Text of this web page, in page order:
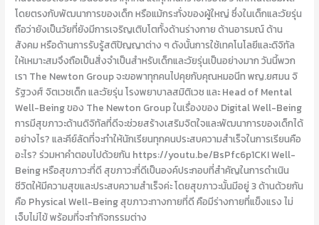
โดยตรงกับพัฒนาการของเด็ก หรือแม้กระทั่งของผู้ใหญ่ ซึ่งในเด็กและวัยรุ่น
ถือว่ายังเป็นวัยที่ยังมีการเจริญเติบโตทั้งด้านร่างกาย ด้านอารมณ์ ด้าน
สังคม หรือด้านการรับรู้สติปัญญาต่าง ๆ ดังนั้นการใช้เทคโนโลยีและดิจิทัล
ให้เหมาะสมจึงถือเป็นสิ่งจำเป็นสำหรับเด็กและวัยรุ่นเป็นอย่างมาก วันนี้พวก
เรา The Newton Group จะขอพาทุกคนไปคุยกับคุณหมอนีท พญ.ยศมน จิ
รัฐวงศ์ จิตเวชเด็ก และวัยรุ่น โรงพยาบาลสมิติเวช และ Head of Mental
Well-Being ของ The Newton Group ในเรื่องของ Digital Well-Being
การมีสุขภาวะด้านดิจิทัลที่ดีจะช่วยสร้างเสริมจิตใจและพัฒนาการของเด็กได้
อย่างไร? และคีย์ลัดที่จะทำให้นักเรียนทุกคนประสบความสำเร็จในการเรียนคือ
อะไร? ร่วมหาคำตอบไปด้วยกัน https://youtu.be/BsPfc6p1CKI Well-
Being หรือสุขภาวะที่ดี สุขภาวะที่ดีเป็นองค์ประกอบที่สำคัญในการดำเนิน
ชีวิตให้มีความสุขและประสบความสำเร็จค่ะ โดยสุขภาวะนั้นมีอยู่ 3 ด้านด้วยกัน
คือ Physical Well-Being สุขภาวะทางกายที่ดี คือมีร่างกายที่แข็งแรง ไม่
เจ็บไม่ไข้ พร้อมที่จะทำกิจกรรมต่าง
สำคัญ
สู่
ความ
สำเร็จ
Newton